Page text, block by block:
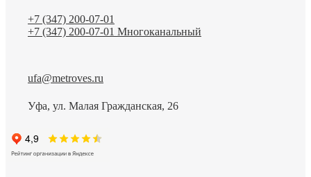
+7 (347) 200-07-01
+7 (347) 200-07-01 Многоканальный
ufa@metroves.ru
Уфа, ул. Малая Гражданская, 26